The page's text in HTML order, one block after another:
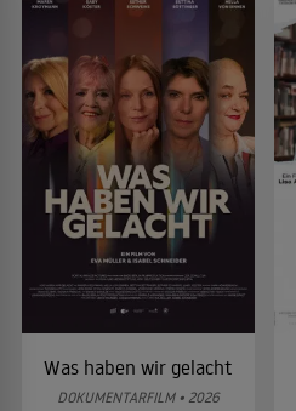
Was haben wir gelacht
DOKUMENTARFILM • 2026